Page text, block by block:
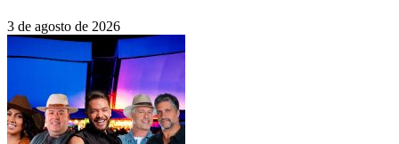
3 de agosto de 2026